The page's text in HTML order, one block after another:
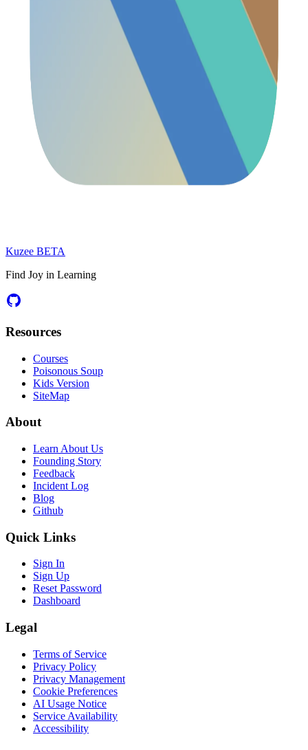
Kuzee BETA
Find Joy in Learning
Resources
Courses
Poisonous Soup
Kids Version
SiteMap
About
Learn About Us
Founding Story
Feedback
Incident Log
Blog
Github
Quick Links
Sign In
Sign Up
Reset Password
Dashboard
Legal
Terms of Service
Privacy Policy
Privacy Management
Cookie Preferences
AI Usage Notice
Service Availability
Accessibility